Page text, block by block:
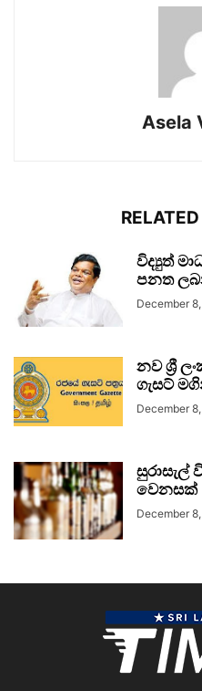
Asela
විද්‍යුත්
පනත
December
නව ශ්‍රී
ගැසට්
December
සුරාසැල්
වෙනසක්
December